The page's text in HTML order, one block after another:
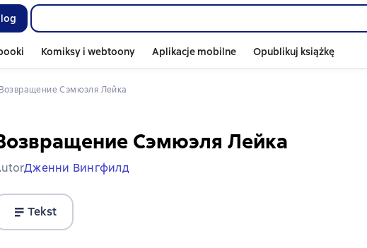
Komiksy i webtoony Aplikacje mobilne Opublikuj książkę
Возвращение Сэмюэля Лейка
Сэмюэля Лейка
Дженни Вингфилд
Tekst